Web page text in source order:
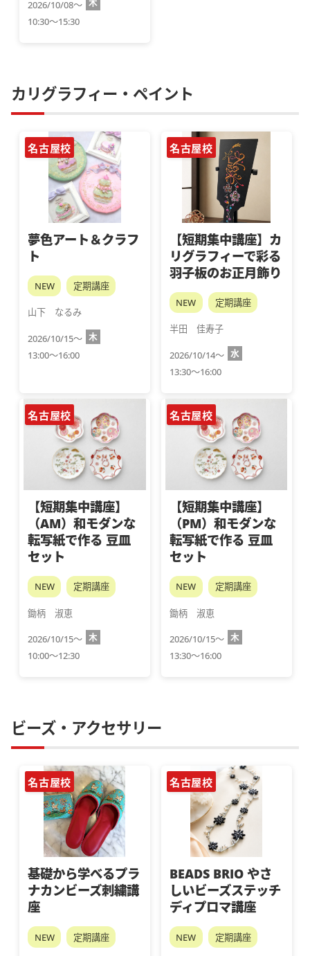
2026/10/08～
10:30～15:30
カリグラフィー・ペイント
名古屋校
夢色アート＆クラフ
ト
NEW 定期講座
山下　なるみ
2026/10/15～ 木
13:00～16:00
名古屋校
【短期集中講座】カ
リグラフィーで彩る
羽子板のお正月飾り
NEW 定期講座
半田　佳寿子
2026/10/14～ 水
13:30～16:00
名古屋校
【短期集中講座】
（AM）和モダンな
転写紙で作る 豆皿
セット
NEW 定期講座
鋤柄　淑恵
2026/10/15～ 木
10:00～12:30
名古屋校
【短期集中講座】
（PM）和モダンな
転写紙で作る 豆皿
セット
NEW 定期講座
鋤柄　淑恵
2026/10/15～ 木
13:30～16:00
ビーズ・アクセサリー
名古屋校
基礎から学べるプラ
ナカンビーズ刺繍講
座
NEW 定期講座
名古屋校
BEADS BRIO やさ
しいビーズステッチ
ディプロマ講座
NEW 定期講座